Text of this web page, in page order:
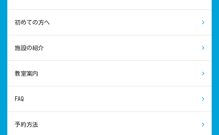
初めての方へ
施設の紹介
教室案内
FAQ
予約方法